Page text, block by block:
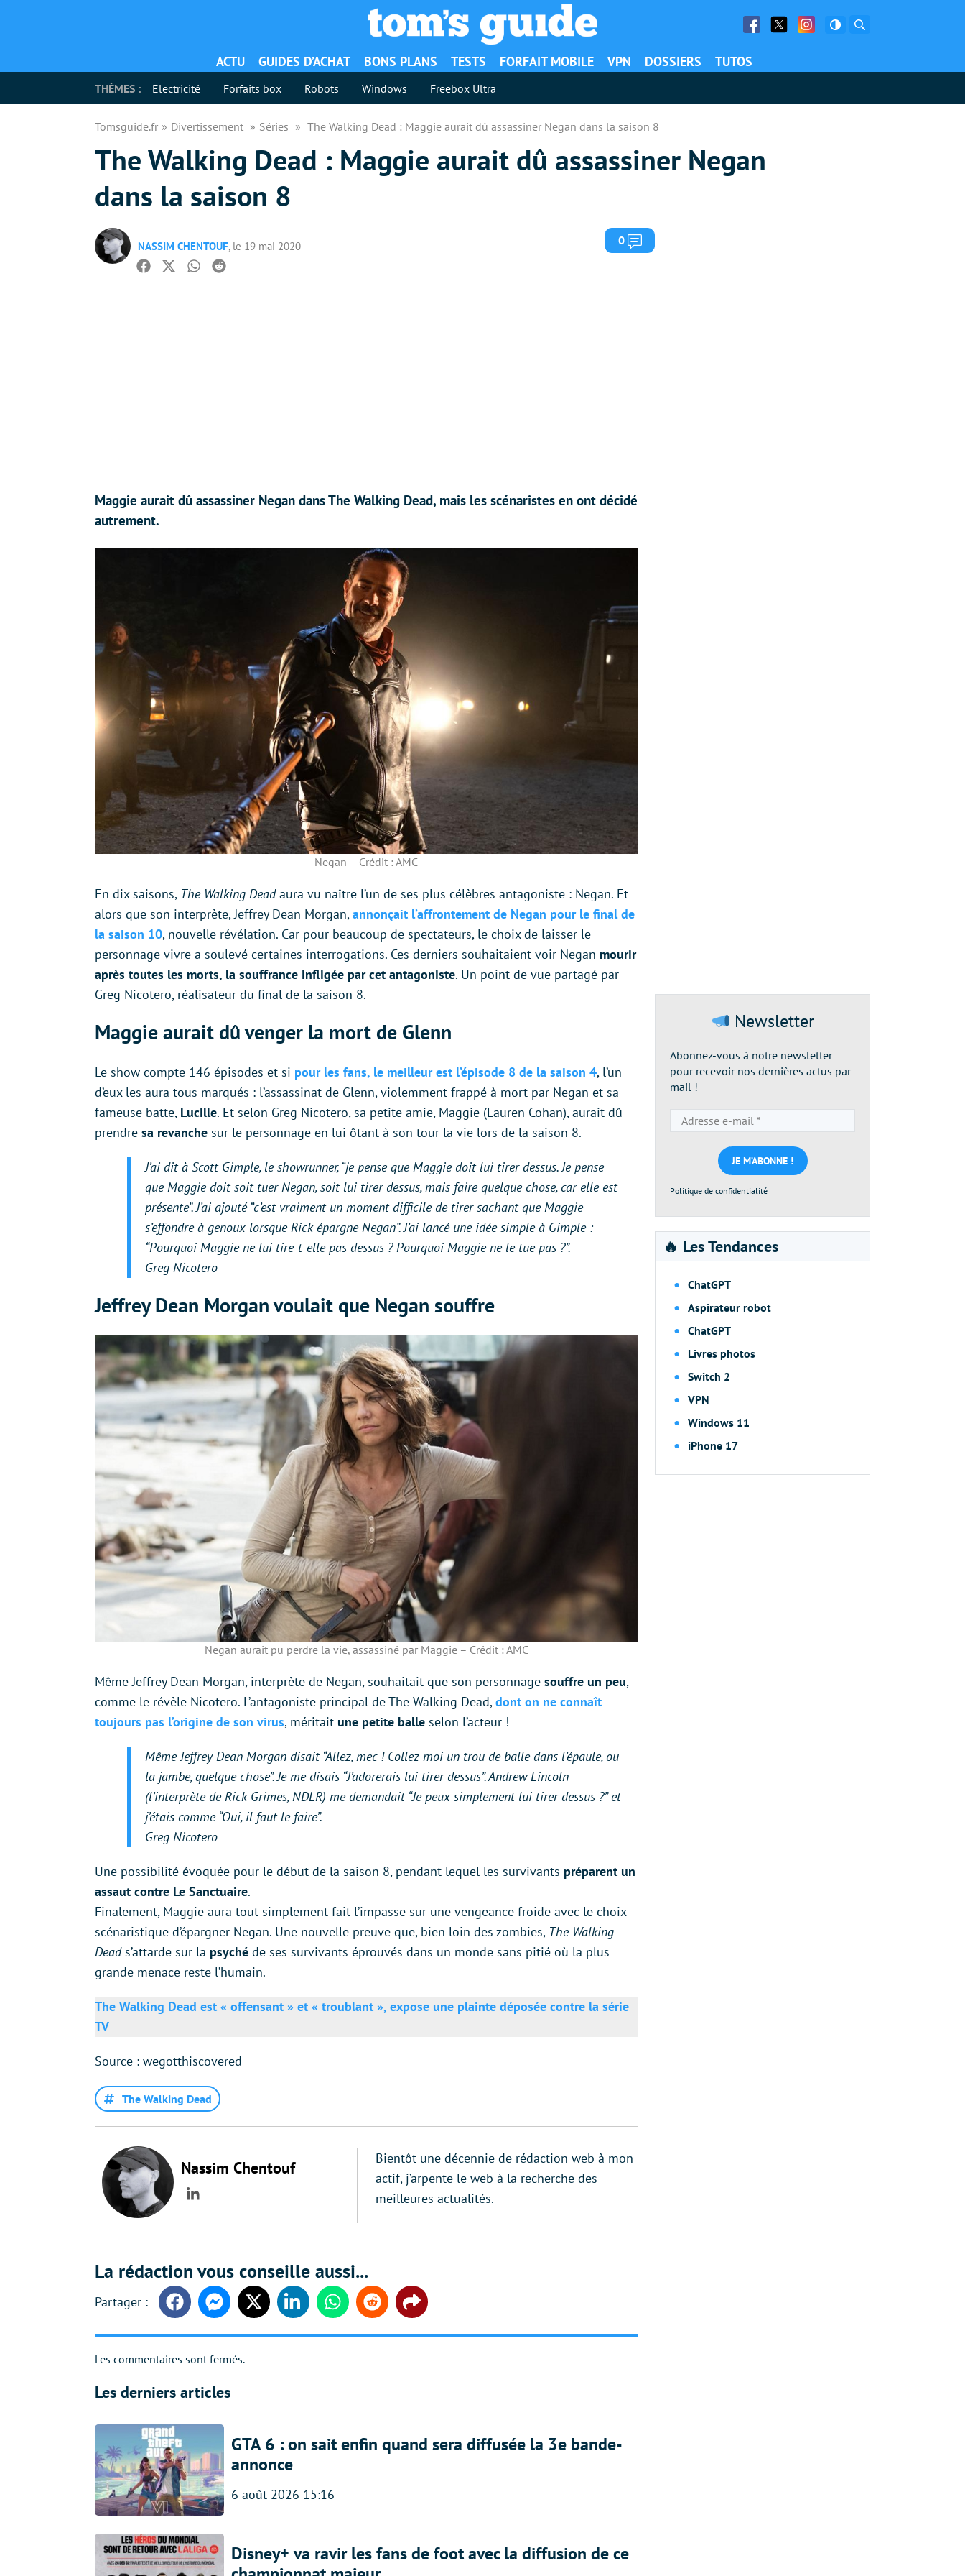
Facebook
Twitter Facebook
ACTU GUIDES D’ACHAT BONS PLANS TESTS FORFAIT MOBILE VPN DOSSIERS TUTOS
THÈMES : Electricité Forfaits box Robots Windows Freebox Ultra
Tomsguide.fr Divertissement Séries The Walking Dead : Maggie aurait dû assassiner Negan dans la saison 8
The Walking Dead : Maggie aurait dû assassiner Negan
dans la saison 8
NASSIM CHENTOUF, le 19 mai 2020 0 Commentaires
Facebook
TwitterWhatsapp
Reddit
Maggie aurait dû assassiner Negan dans The Walking Dead, mais les scénaristes en ont décidé
autrement.
Negan – Crédit : AMC
En dix saisons, The Walking Deadaura vu naître l’un de ses plus célèbres antagoniste : Negan. Et
alors que son interprète, Jeffrey Dean Morgan,annonçait l’affrontement de Negan pour le final de
la saison 10, nouvelle révélation. Car pour beaucoup de spectateurs, le choix de laisser le
personnage vivre a soulevé certaines interrogations. Ces derniers souhaitaient voir Negan mourir
après toutes les morts, la souffrance infligée par cet antagoniste. Un point de vue partagé par
Greg Nicotero, réalisateur du final de la saison 8.
Maggie aurait dû venger la mort de Glenn
Le show compte 146 épisodes et si pour les fans, le meilleur est l’épisode 8 de la saison 4, l’un
d’eux les aura tous marqués : l’assassinat de Glenn, violemment frappé à mort par Negan et sa
fameuse batte, Lucille. Et selon Greg Nicotero, sa petite amie, Maggie (Lauren Cohan), aurait dû
prendre sa revanche sur le personnage en lui ôtant à son tour la vie lors de la saison 8.
J’ai dit à Scott Gimple, le showrunner, “je pense que Maggie doit lui tirer dessus. Je pense
que Maggie doit soit tuer Negan, soit lui tirer dessus, mais faire quelque chose, car elle est
présente”. J’ai ajouté “c’est vraiment un moment difficile de tirer sachant que Maggie
s’effondre à genoux lorsque Rick épargne Negan”. J’ai lancé une idée simple à Gimple :
“Pourquoi Maggie ne lui tire-t-elle pas dessus ? Pourquoi Maggie ne le tue pas ?”.
Greg Nicotero
Jeffrey Dean Morgan voulait que Negan souffre
Negan aurait pu perdre la vie, assassiné par Maggie – Crédit : AMC
Même Jeffrey Dean Morgan, interprète de Negan, souhaitait que son personnage souffre un peu,
comme le révèle Nicotero. L’antagoniste principal de The Walking Dead, dont on ne connaît
toujours pas l’origine de son virus, méritait une petite balle selon l’acteur !
Même Jeffrey Dean Morgan disait “Allez, mec ! Collez moi un trou de balle dans l’épaule, ou
la jambe, quelque chose”. Je me disais “J’adorerais lui tirer dessus”. Andrew Lincoln
(l’interprète de Rick Grimes, NDLR) me demandait “Je peux simplement lui tirer dessus ?” et
j’étais comme “Oui, il faut le faire”.
Greg Nicotero
Une possibilité évoquée pour le début de la saison 8, pendant lequel les survivants préparent un
assaut contre Le Sanctuaire.
Finalement, Maggie aura tout simplement fait l’impasse sur une vengeance froide avec le choix
scénaristique d’épargner Negan. Une nouvelle preuve que, bien loin des zombies, The Walking
Deads’attarde sur la psyché de ses survivants éprouvés dans un monde sans pitié où la plus
grande menace reste l’humain.
The Walking Dead est « offensant » et « troublant », expose une plainte déposée contre la série
TV
Source : wegotthiscovered
The Walking Dead
Nassim Chentouf
LinkedIn
Bientôt une décennie de rédaction web à mon
actif, j’arpente le web à la recherche des
meilleures actualités.
La rédaction vous conseille aussi...
FacebookMessengerTwitter LinkedinWhatsappReddit Share
Les commentaires sont fermés.
Les derniers articles
GTA 6 : on sait enfin quand sera diffusée la 3e bande-
annonce
6 août 2026 15:16
Disney+ va ravir les fans de foot avec la diffusion de ce
Newsletter
Abonnez-vous à notre newsletter
pour recevoir nos dernières actus par
mail !
e-
mail
*
Politique de confidentialité
🔥 Les Tendances
ChatGPT
Aspirateur robot
ChatGPT
Livres photos
Switch 2
VPN
Windows 11
iPhone 17